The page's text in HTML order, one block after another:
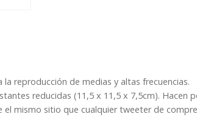
reproducción de medias y altas frecuencias.
reducidas (11,5 x 11,5 x 7,5cm). Hacen
mismo sitio que cualquier tweeter de